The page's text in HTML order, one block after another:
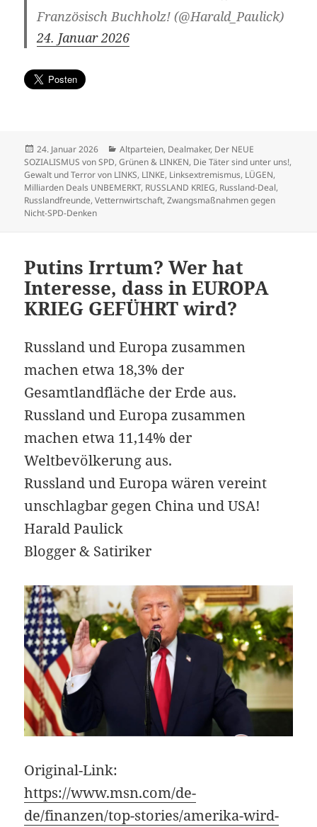
Französisch Buchholz! (@Harald_Paulick)
24. Januar 2026
Veröffentlicht
am
24. Januar 2026 Kategorien
Altparteien, Dealmaker, Der NEUE
SOZIALISMUS von SPD, Grünen & LINKEN, Die Täter sind unter uns!,
Gewalt und Terror von LINKS, LINKE, Linksextremismus, LÜGEN,
Milliarden Deals UNBEMERKT, RUSSLAND KRIEG, Russland-Deal,
Russlandfreunde,Vetternwirtschaft,Zwangsmaßnahmen gegen
Nicht-SPD-Denken
Putins Irrtum? Wer hat
Interesse, dass in EUROPA
KRIEG GEFÜHRT wird?
Russland und Europa zusammen
machen etwa 18,3% der
Gesamtlandfläche der Erde aus.
Russland und Europa zusammen
machen etwa 11,14% der
Weltbevölkerung aus.
Russland und Europa wären vereint
unschlagbar gegen China und USA!
Harald Paulick
Blogger & Satiriker
Original-Link:
https://www.msn.com/de-
de/finanzen/top-stories/amerika-wird-